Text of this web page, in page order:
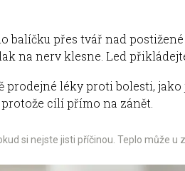
balíčku přes tvář nad
na nerv klesne. Led
prodejné léky proti bolesti,
cílí přímo na zánět.
si nejste jisti příčinou. Teplo může